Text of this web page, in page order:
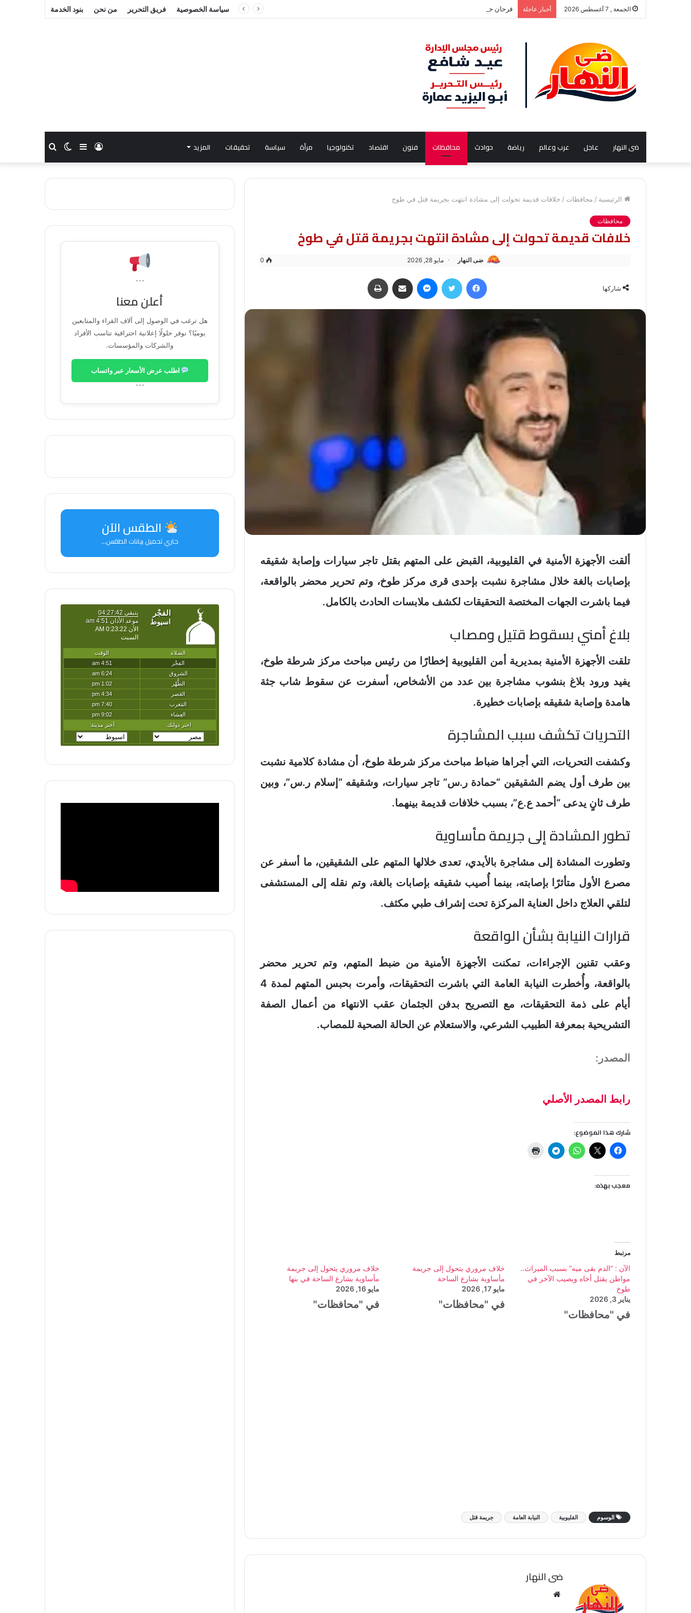
الجمعة , 7 أغسطس 2026 أخبار عاجلة فرحان حق: الحوار الدبلوماسي الطريق الوحيد لتسوية الأزمة النووية سياسة الخصوصية فريق التحرير من نحن بنود الخدمة
ضى النهار عاجل عرب وعالم رياضة حوادث محافظات فنون اقتصاد تكنولوجيا مرأة سياسة تحقيقات المزيد بحثالوضع
المظلم
إضافة
عمود
جانبي
تسجيل
الدخول
الرئيسية / محافظات / خلافات قديمة تحولت إلى مشادة انتهت بجريمة قتل في طوخ
محافظات
خلافات قديمة تحولت إلى مشادة انتهت بجريمة قتل في طوخ
ضى النهار مايو 28, 2026 0
شاركها
فيسبوك تويتر ماسنجر مشاركة عبر البريد
ألقت الأجهزة الأمنية في القليوبية، القبض على المتهم بقتل تاجر سيارات وإصابة شقيقه
بإصابات بالغة خلال مشاجرة نشبت بإحدى قرى مركز طوخ، وتم تحرير محضر بالواقعة،
فيما باشرت الجهات المختصة التحقيقات لكشف ملابسات الحادث بالكامل.
بلاغ أمني بسقوط قتيل ومصاب
تلقت الأجهزة الأمنية بمديرية أمن القليوبية إخطارًا من رئيس مباحث مركز شرطة طوخ،
يفيد ورود بلاغ بنشوب مشاجرة بين عدد من الأشخاص، أسفرت عن سقوط شاب جثة
هامدة وإصابة شقيقه بإصابات خطيرة.
التحريات تكشف سبب المشاجرة
وكشفت التحريات، التي أجراها ضباط مباحث مركز شرطة طوخ، أن مشادة كلامية نشبت
بين طرف أول يضم الشقيقين “حمادة ر.س” تاجر سيارات، وشقيقه “إسلام ر.س”، وبين
طرف ثانٍ يدعى “أحمد ع.ع”، بسبب خلافات قديمة بينهما.
تطور المشادة إلى جريمة مأساوية
وتطورت المشادة إلى مشاجرة بالأيدي، تعدى خلالها المتهم على الشقيقين، ما أسفر عن
مصرع الأول متأثرًا بإصابته، بينما أُصيب شقيقه بإصابات بالغة، وتم نقله إلى المستشفى
لتلقي العلاج داخل العناية المركزة تحت إشراف طبي مكثف.
قرارات النيابة بشأن الواقعة
وعقب تقنين الإجراءات، تمكنت الأجهزة الأمنية من ضبط المتهم، وتم تحرير محضر
بالواقعة، وأُخطرت النيابة العامة التي باشرت التحقيقات، وأمرت بحبس المتهم لمدة 4
أيام على ذمة التحقيقات، مع التصريح بدفن الجثمان عقب الانتهاء من أعمال الصفة
التشريحية بمعرفة الطبيب الشرعي، والاستعلام عن الحالة الصحية للمصاب.
المصدر:
رابط المصدر الأصلي
شارك هذا الموضوع:
معجب بهذه:
مرتبط
الآن : “الدم بقى ميه” بسبب الميراث..
مواطن يقتل أخاه ويصيب الآخر في
طوخ
يناير 3, 2026
في "محافظات"
خلاف مروري يتحول إلى جريمة
مأساوية بشارع الساحة
مايو 17, 2026
في "محافظات"
خلاف مروري يتحول إلى جريمة
مأساوية بشارع الساحة في بنها
مايو 16, 2026
في "محافظات"
الوسوم القليوبية النيابة العامة جريمة قتل
ضى النهار
```
أعلن معنا
هل ترغب في الوصول إلى آلاف القراء والمتابعين
يوميًا؟ نوفر حلولًا إعلانية احترافية تناسب الأفراد
والشركات والمؤسسات.
اطلب عرض الأسعار عبر واتساب
```
الطقس الآن
جاري تحميل بيانات الطقس...